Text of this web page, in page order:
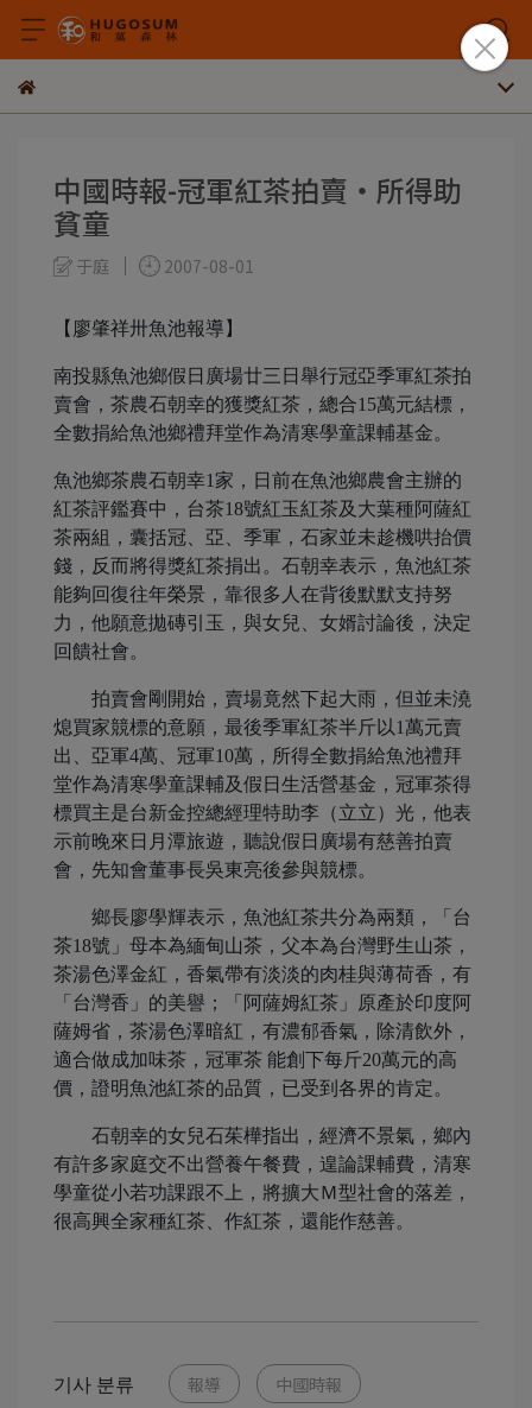
中國時報-冠軍紅茶拍賣‧所得助
貧童
于庭 2007-08-01
【廖肇祥卅魚池報導】
南投縣魚池鄉假日廣場廿三日舉行冠亞季軍紅茶拍
賣會，茶農石朝幸的獲獎紅茶，總合15萬元結標，
全數捐給魚池鄉禮拜堂作為清寒學童課輔基金。
魚池鄉茶農石朝幸1家，日前在魚池鄉農會主辦的
紅茶評鑑賽中，台茶18號紅玉紅茶及大葉種阿薩紅
茶兩組，囊括冠、亞、季軍，石家並未趁機哄抬價
錢，反而將得獎紅茶捐出。石朝幸表示，魚池紅茶
能夠回復往年榮景，靠很多人在背後默默支持努
力，他願意拋磚引玉，與女兒、女婿討論後，決定
回饋社會。
拍賣會剛開始，賣場竟然下起大雨，但並未澆
熄買家競標的意願，最後季軍紅茶半斤以1萬元賣
出、亞軍4萬、冠軍10萬，所得全數捐給魚池禮拜
堂作為清寒學童課輔及假日生活營基金，冠軍茶得
標買主是台新金控總經理特助李（立立）光，他表
示前晚來日月潭旅遊，聽說假日廣場有慈善拍賣
會，先知會董事長吳東亮後參與競標。
鄉長廖學輝表示，魚池紅茶共分為兩類，「台
茶18號」母本為緬甸山茶，父本為台灣野生山茶，
茶湯色澤金紅，香氣帶有淡淡的肉桂與薄荷香，有
「台灣香」的美譽；「阿薩姆紅茶」原產於印度阿
薩姆省，茶湯色澤暗紅，有濃郁香氣，除清飲外，
適合做成加味茶，冠軍茶 能創下每斤20萬元的高
價，證明魚池紅茶的品質，已受到各界的肯定。
石朝幸的女兒石茱樺指出，經濟不景氣，鄉內
有許多家庭交不出營養午餐費，遑論課輔費，清寒
學童從小若功課跟不上，將擴大Ｍ型社會的落差，
很高興全家種紅茶、作紅茶，還能作慈善。
기사 분류 報導 中國時報